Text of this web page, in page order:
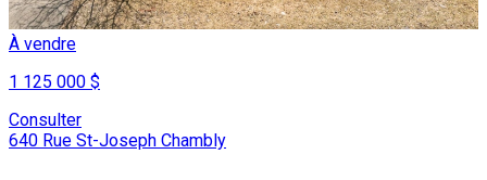
À vendre
1 125 000 $
Consulter
640 Rue St-Joseph Chambly